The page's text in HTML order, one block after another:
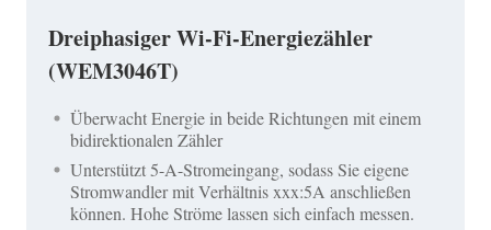
Dreiphasiger Wi-Fi-Energiezähler
(WEM3046T)
Überwacht Energie in beide Richtungen mit einem
bidirektionalen Zähler
Unterstützt 5-A-Stromeingang, sodass Sie eigene
Stromwandler mit Verhältnis xxx:5A anschließen
können. Hohe Ströme lassen sich einfach messen.